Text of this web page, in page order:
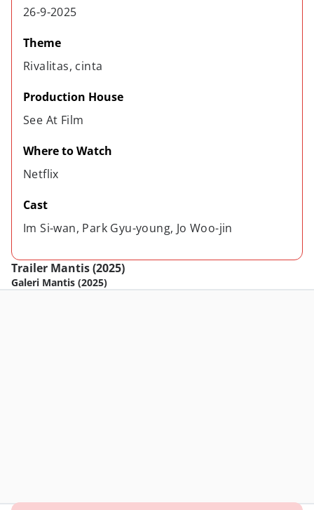
26-9-2025
Theme
Rivalitas, cinta
Production House
See At Film
Where to Watch
Netflix
Cast
Im Si-wan, Park Gyu-young, Jo Woo-jin
Trailer Mantis (2025)
Galeri Mantis (2025)